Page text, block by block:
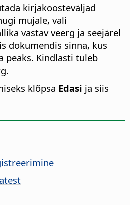
kirjakoosteväljad
mujale, vali
vastav veerg ja seejärel
dokumendis sinna, kus
peaks. Kindlasti tuleb
klõpsa Edasi ja siis